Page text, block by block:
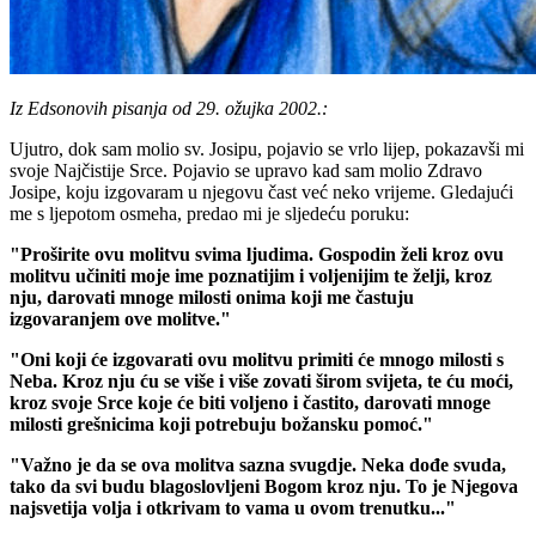
Iz Edsonovih pisanja od 29. ožujka 2002.:
Ujutro, dok sam molio sv. Josipu, pojavio se vrlo lijep, pokazavši mi
svoje Najčistije Srce. Pojavio se upravo kad sam molio Zdravo
Josipe, koju izgovaram u njegovu čast već neko vrijeme. Gledajući
me s ljepotom osmeha, predao mi je sljedeću poruku:
"Proširite ovu molitvu svima ljudima. Gospodin želi kroz ovu
molitvu učiniti moje ime poznatijim i voljenijim te želji, kroz
nju, darovati mnoge milosti onima koji me častuju
izgovaranjem ove molitve."
"Oni koji će izgovarati ovu molitvu primiti će mnogo milosti s
Neba. Kroz nju ću se više i više zovati širom svijeta, te ću moći,
kroz svoje Srce koje će biti voljeno i častito, darovati mnoge
milosti grešnicima koji potrebuju božansku pomoć."
"Važno je da se ova molitva sazna svugdje. Neka dođe svuda,
tako da svi budu blagoslovljeni Bogom kroz nju. To je Njegova
najsvetija volja i otkrivam to vama u ovom trenutku..."